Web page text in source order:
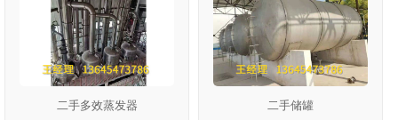
二手多效蒸发器 二手储罐